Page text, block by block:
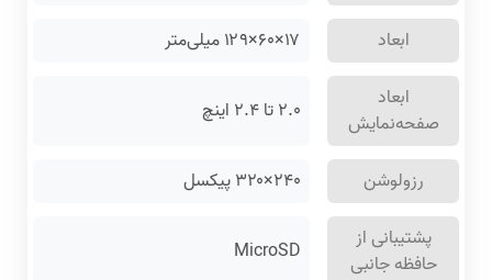
ابعاد
۱۷×۶۰×۱۲۹ میلی‌متر
ابعاد
صفحه‌نمایش
۲.۰ تا ۲.۴ اینچ
رزولوشن
۲۴۰×۳۲۰ پیکسل
پشتیبانی از
حافظه جانبی
MicroSD